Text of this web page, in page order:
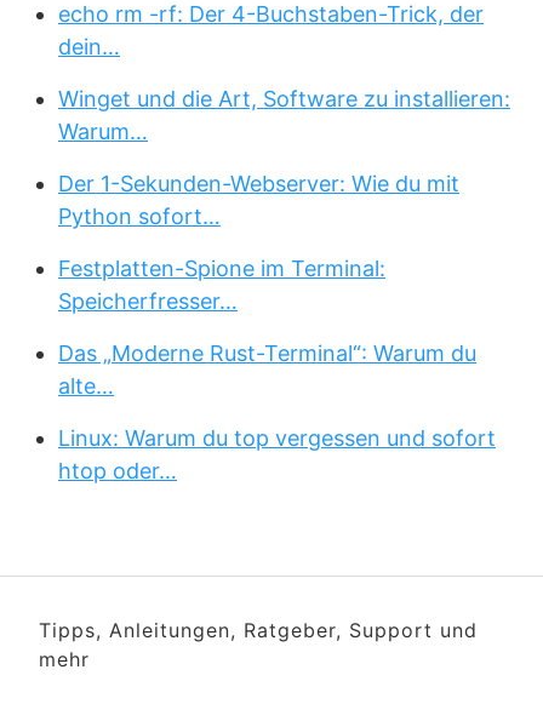
echo rm -rf: Der 4-Buchstaben-Trick, der
dein…
Winget und die Art, Software zu installieren:
Warum…
Der 1-Sekunden-Webserver: Wie du mit
Python sofort…
Festplatten-Spione im Terminal:
Speicherfresser…
Das „Moderne Rust-Terminal“: Warum du
alte…
Linux: Warum du top vergessen und sofort
htop oder…
Tipps, Anleitungen, Ratgeber, Support und
mehr